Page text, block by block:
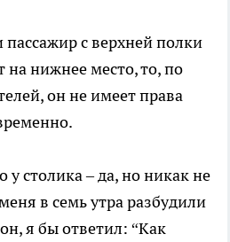
с верхней полки
на нижнее место, то, по
он не имеет права
у столика – да, но никак не
в семь утра разбудили
я бы ответил: “Как